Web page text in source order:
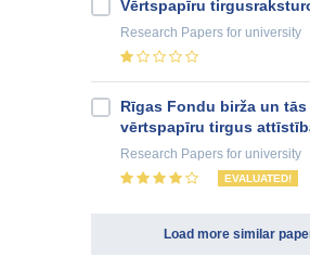
Vērtspapīru
Research Papers for university
Rīgas Fondu birža un tās
vērtspapīru tirgus
Research Papers for university
EVALUATED!
Load more similar